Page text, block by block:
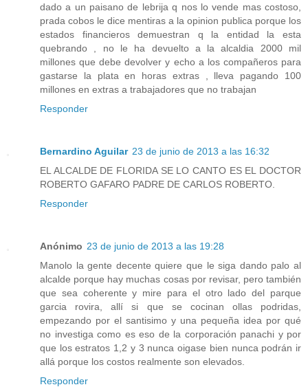
dado a un paisano de lebrija q nos lo vende mas costoso,
prada cobos le dice mentiras a la opinion publica porque los
estados financieros demuestran q la entidad la esta
quebrando , no le ha devuelto a la alcaldia 2000 mil
millones que debe devolver y echo a los compañeros para
gastarse la plata en horas extras , lleva pagando 100
millones en extras a trabajadores que no trabajan
Responder
Bernardino Aguilar 23 de junio de 2013 a las 16:32
EL ALCALDE DE FLORIDA SE LO CANTO ES EL DOCTOR
ROBERTO GAFARO PADRE DE CARLOS ROBERTO.
Responder
Anónimo 23 de junio de 2013 a las 19:28
Manolo la gente decente quiere que le siga dando palo al
alcalde porque hay muchas cosas por revisar, pero también
que sea coherente y mire para el otro lado del parque
garcia rovira, allí si que se cocinan ollas podridas,
empezando por el santisimo y una pequeña idea por qué
no investiga como es eso de la corporación panachi y por
que los estratos 1,2 y 3 nunca oigase bien nunca podrán ir
allá porque los costos realmente son elevados.
Responder